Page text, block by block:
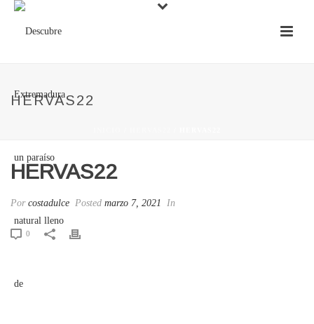
HERVAS22
HERVAS22
Por costadulce Posted marzo 7, 2021 In
0